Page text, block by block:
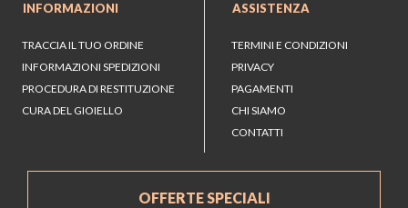
INFORMAZIONI
TRACCIA IL TUO ORDINE
INFORMAZIONI SPEDIZIONI
PROCEDURA DI RESTITUZIONE
CURA DEL GIOIELLO
ASSISTENZA
TERMINI E CONDIZIONI
PRIVACY
PAGAMENTI
CHI SIAMO
CONTATTI
OFFERTE SPECIALI